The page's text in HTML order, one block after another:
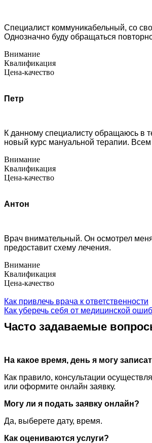
Специалист коммуникабельный, со
Однозначно буду обращаться
Внимание
Квалификация
Цена-качество
Петр
К данному специалисту обращаюсь в
новый курс мануальной терапии.
Внимание
Квалификация
Цена-качество
Антон
Врач внимательный. Он осмотрел
предоставит схему лечения.
Внимание
Квалификация
Цена-качество
Как привлечь врача к ответственности
Как уберечь себя от медицинской
Часто задаваемые
На какое время, день я могу
Как правило, консультации
или оформите онлайн заявку.
Могу ли я подать заявку онлайн?
Да, выберете дату, время.
Как оцениваются услуги?